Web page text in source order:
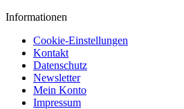
Informationen
Cookie-Einstellungen
Kontakt
Datenschutz
Newsletter
Mein Konto
Impressum